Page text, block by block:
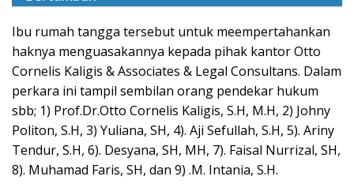
Ibu rumah tangga tersebut untuk meempertahankan
haknya menguasakannya kepada pihak kantor Otto
Cornelis Kaligis & Associates & Legal Consultans. Dalam
perkara ini tampil sembilan orang pendekar hukum
sbb; 1) Prof.Dr.Otto Cornelis Kaligis, S.H, M.H, 2) Johny
Politon, S.H, 3) Yuliana, SH, 4). Aji Sefullah, S.H, 5). Ariny
Tendur, S.H, 6). Desyana, SH, MH, 7). Faisal Nurrizal, SH,
8). Muhamad Faris, SH, dan 9) .M. Intania, S.H.